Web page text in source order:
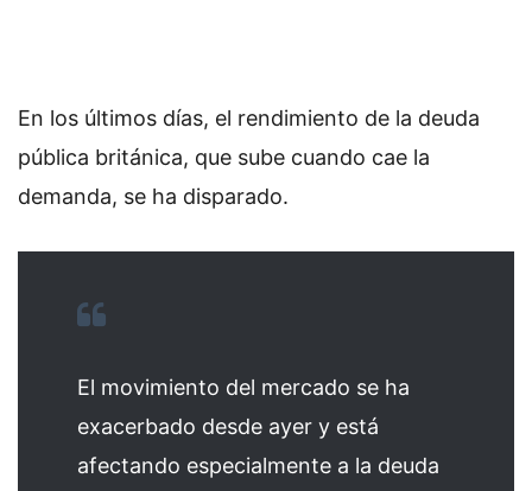
En los últimos días, el rendimiento de la deuda
pública británica, que sube cuando cae la
demanda, se ha disparado.
El movimiento del mercado se ha
exacerbado desde ayer y está
afectando especialmente a la deuda